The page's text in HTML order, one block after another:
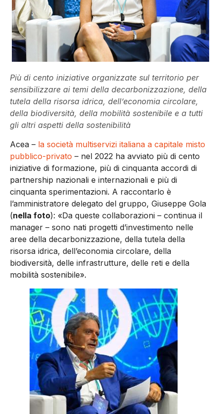
Più di cento iniziative organizzate sul territorio per
sensibilizzare ai temi della decarbonizzazione, della
tutela della risorsa idrica, dell’economia circolare,
della biodiversità, della mobilità sostenibile e a tutti
gli altri aspetti della sostenibilità
Acea – la società multiservizi italiana a capitale misto
pubblico-privato – nel 2022 ha avviato più di cento
iniziative di formazione, più di cinquanta accordi di
partnership nazionali e internazionali e più di
cinquanta sperimentazioni. A raccontarlo è
l’amministratore delegato del gruppo, Giuseppe Gola
(nella foto): «Da queste collaborazioni – continua il
manager – sono nati progetti d’investimento nelle
aree della decarbonizzazione, della tutela della
risorsa idrica, dell’economia circolare, della
biodiversità, delle infrastrutture, delle reti e della
mobilità sostenibile».